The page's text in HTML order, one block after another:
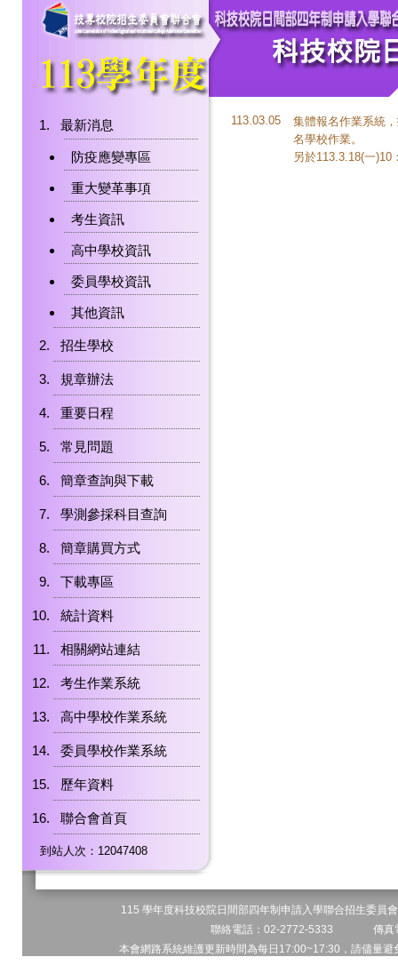
最新消息
防疫應變專區
重大變革事項
考生資訊
高中學校資訊
委員學校資訊
其他資訊
招生學校
規章辦法
重要日程
常見問題
簡章查詢與下載
學測參採科目查詢
簡章購買方式
下載專區
統計資料
相關網站連結
考生作業系統
高中學校作業系統
委員學校作業系統
歷年資料
聯合會首頁
到站人次：12047408
113.03.05 集體報名作業系統，
名學校作業。
另於113.3.18(一
115 學年度科技校院日間部四年制申請入學聯合招生委
聯絡電話：02-2772-5333 傳
本會網路系統維護更新時間為每日17:00~17:30，請儘量